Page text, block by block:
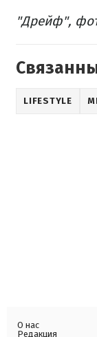
"Дрейф",
LIFESTYLE
О нас
Редакция